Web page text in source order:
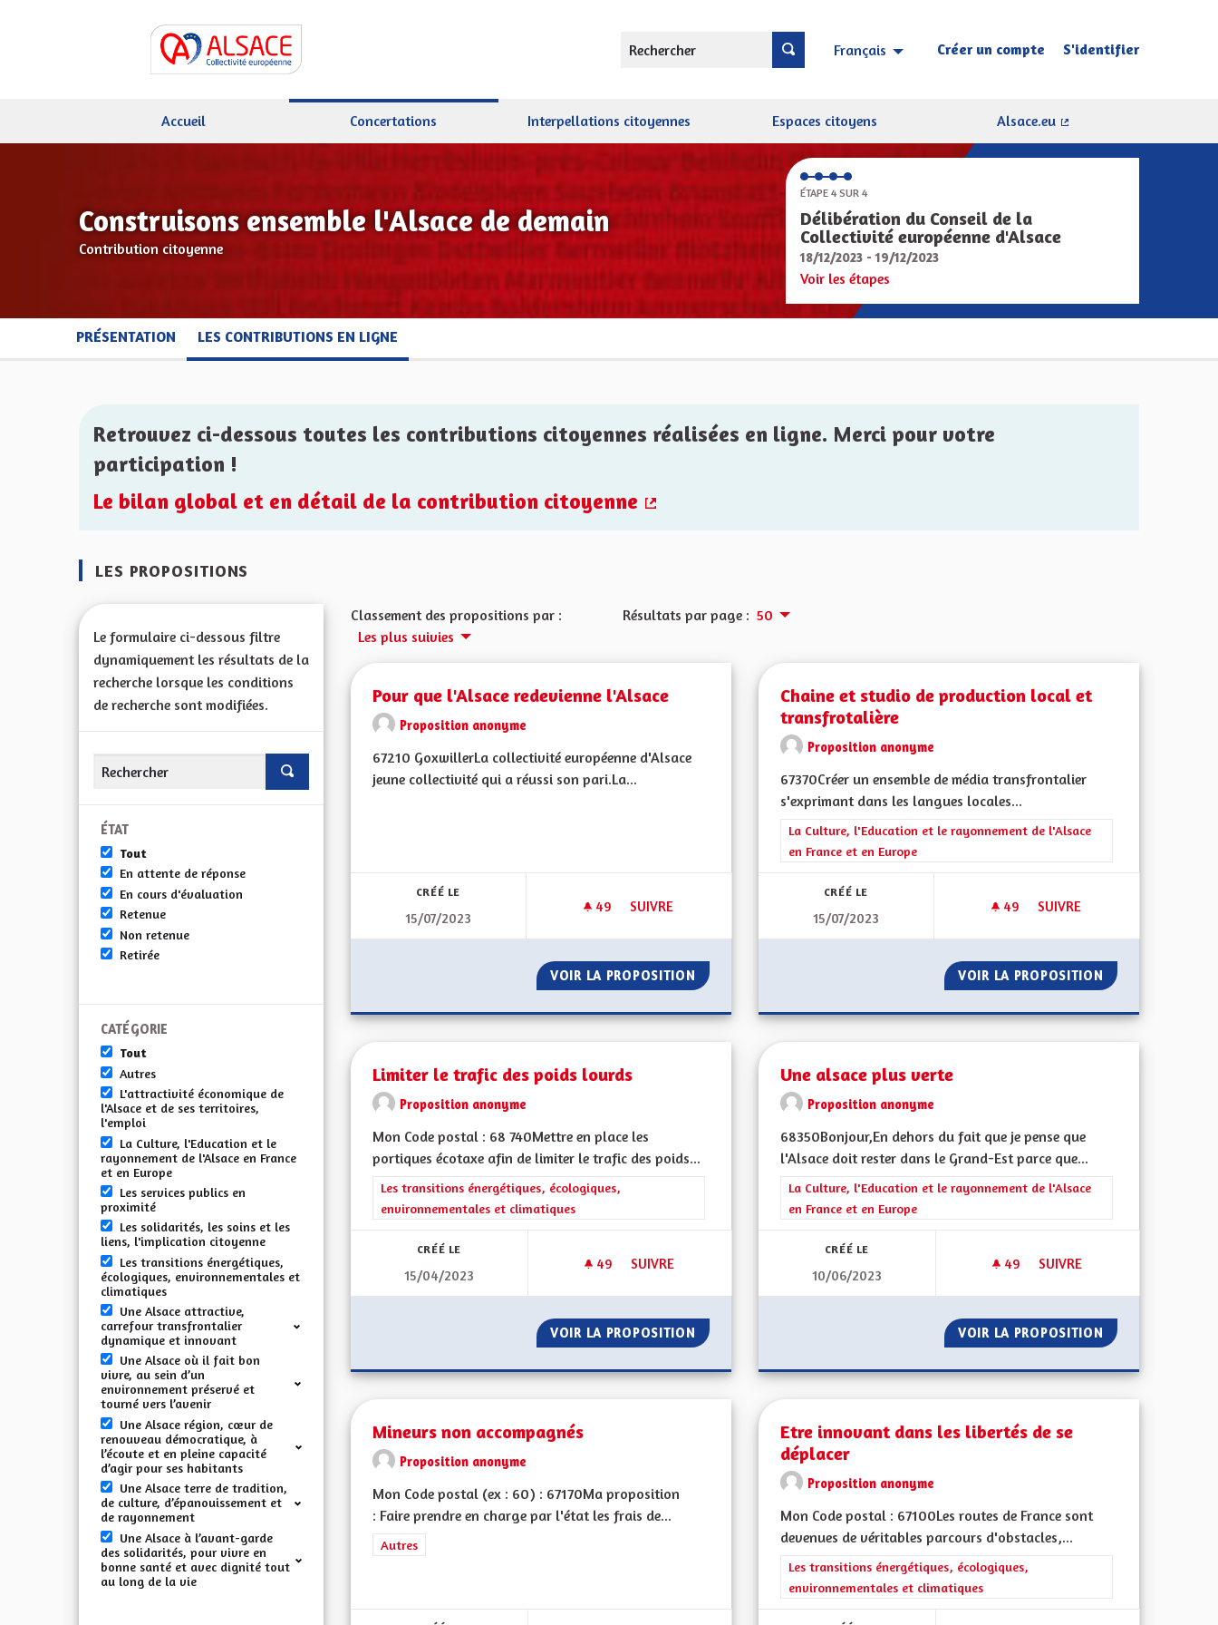
Rechercher Français Choisir la langue Sprache wählen
Créer un compte S'identifier
Accueil Concertations Interpellations citoyennes Espaces citoyens
Alsace.eu
Construisons ensemble l'Alsace de demain
Contribution citoyenne
ÉTAPE 4 SUR 4
Délibération du Conseil de la
Collectivité européenne d'Alsace
18/12/2023 - 19/12/2023
Voir les étapes
PRÉSENTATION LES CONTRIBUTIONS EN LIGNE
Retrouvez ci-dessous toutes les contributions citoyennes réalisées en ligne. Merci pour votre
participation !
Le bilan global et en détail de la contribution citoyenne
LES PROPOSITIONS
Le formulaire ci-dessous filtre
dynamiquement les résultats de la
recherche lorsque les conditions
de recherche sont modifiées.
ÉTAT
Tout
En attente de réponse
En cours d'évaluation
Retenue
Non retenue
Retirée
CATÉGORIE
Tout
Autres
L'attractivité économique de
l'Alsace et de ses territoires,
l'emploi
La Culture, l'Education et le
rayonnement de l'Alsace en France
et en Europe
Les services publics en
proximité
Les solidarités, les soins et les
liens, l'implication citoyenne
Les transitions énergétiques,
écologiques, environnementales et
climatiques
Une Alsace attractive,
carrefour transfrontalier
dynamique et innovant
Une Alsace où il fait bon
vivre, au sein d’un
environnement préservé et
tourné vers l’avenir
Une Alsace région, cœur de
renouveau démocratique, à
l’écoute et en pleine capacité
d’agir pour ses habitants
Une Alsace terre de tradition,
de culture, d’épanouissement et
de rayonnement
Une Alsace à l’avant-garde
des solidarités, pour vivre en
bonne santé et avec dignité tout
au long de la vie
Classement des propositions par :
Les plus suivies
Résultats par page : 50
Pour que l'Alsace redevienne l'Alsace
Proposition anonyme
67210 GoxwillerLa collectivité européenne d'Alsace
jeune collectivité qui a réussi son pari.La...
CRÉÉ LE
15/07/2023
49 49 ABONNÉS
SUIVRE
POUR QUE L'ALSACE REDEVIENNE L'ALSACE
VOIR LA PROPOSITION POUR QUE L'ALSACE REDEVIENNE L'ALSACE
Chaine et studio de production local et
transfrotalière
Proposition anonyme
67370Créer un ensemble de média transfrontalier
s'exprimant dans les langues locales...
Filtrer les résultats de la catégorie : La Culture, l'Education et le
La Culture, l'Education et le rayonnement de l'Alsace
en France et en Europe
CRÉÉ LE
15/07/2023
49 49 ABONNÉS
SUIVRE
VOIR LA PROPOSITION CHAINE ET
Limiter le trafic des poids lourds
Proposition anonyme
Mon Code postal : 68 740Mettre en place les
portiques écotaxe afin de limiter le trafic des poids...
Filtrer les résultats de la catégorie : Les transitions énergétiques, écologiques, environnementales et climatiques
Les transitions énergétiques, écologiques,
environnementales et climatiques
CRÉÉ LE
15/04/2023
49 49 ABONNÉS
SUIVRE
LIMITER LE TRAFIC DES POIDS LOURDS
VOIR LA PROPOSITION LIMITER LE TRAFIC DES POIDS LOURDS
Une alsace plus verte
Proposition anonyme
68350Bonjour,En dehors du fait que je pense que
l'Alsace doit rester dans le Grand-Est parce que...
Filtrer les résultats de la catégorie : La Culture, l'Education et le
La Culture, l'Education et le rayonnement de l'Alsace
en France et en Europe
CRÉÉ LE
10/06/2023
49 49 ABONNÉS
SUIVRE
VOIR LA PROPOSITION UNE ALSACE
Mineurs non accompagnés
Proposition anonyme
Mon Code postal (ex : 60) : 67170Ma proposition
: Faire prendre en charge par l'état les frais de...
Filtrer les résultats de la catégorie : Autres
Autres
Etre innovant dans les libertés de se
déplacer
Proposition anonyme
Mon Code postal : 67100Les routes de France sont
devenues de véritables parcours d'obstacles,...
Filtrer les résultats de la catégorie : Les transitions énergétiques,
Les transitions énergétiques, écologiques,
environnementales et climatiques